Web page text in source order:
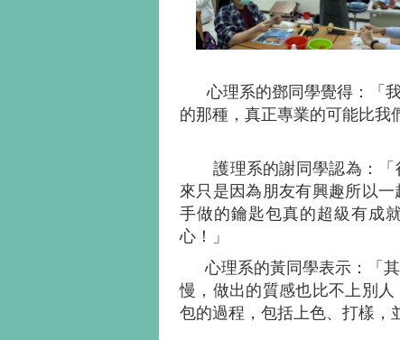
心理系的鄧同學覺得：「
的那種，真正專業的可能比我
護理系的謝同學認為：
來只是因為朋友有興趣所以
手做的鑰匙包真的超級有成
心！」
心理系的黃同學表示：「
慢，做出的質感也比不上別
包的過程，包括上色、打樣，